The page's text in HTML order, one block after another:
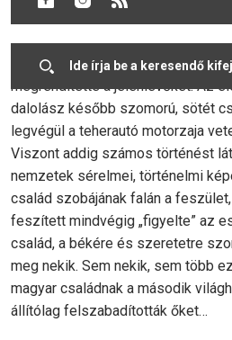
Az előadás alatt a teremben síri
megrendítette a jelenlevőket. Az
dalolász később szomorú, sötét
legvégül a teherautó motorzaja
Viszont addig számos történést
nemzetek sérelmei, történelmi
család szobájának falán a
feszített mindvégig „figyelte” az
család, a békére és szeretetre
meg nekik. Sem nekik, sem több
magyar családnak a második
állítólag felszabadították őket…